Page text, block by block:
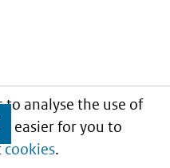
to analyse the use of
easier for you to
cookies.